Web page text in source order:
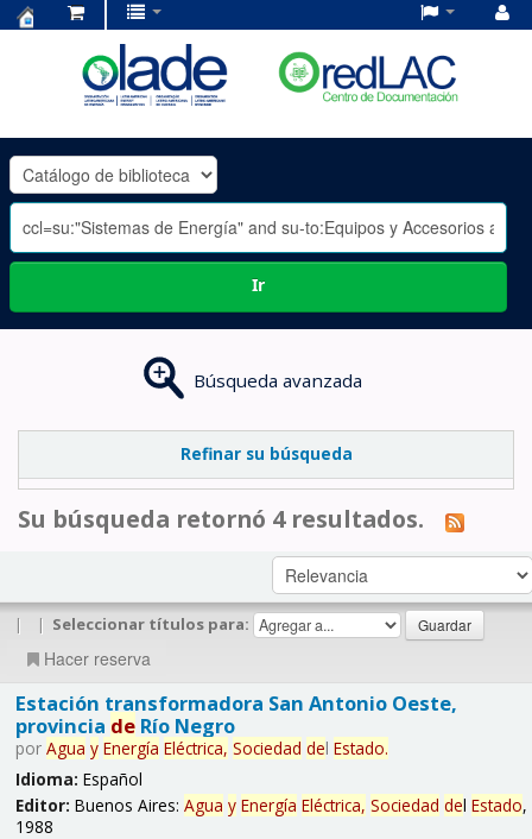
OLADE
-
Ir
Búsqueda avanzada
Refinar su búsqueda
Su búsqueda retornó 4 resultados.
| | Seleccionar títulos para:
Hacer reserva
Estación transformadora San Antonio Oeste,
provincia deRío Negro
por Agua y Energía Eléctrica, Sociedad del Estado.
Idioma: Español
Editor: Buenos Aires: Agua y Energía Eléctrica, Sociedad del Estado,
1988